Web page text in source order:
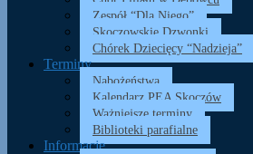
Zespół “Dla Niego”
Skoczowskie Dzwonki
Chórek Dziecięcy “Nadzieja”
Terminy
Nabożeństwa
Kalendarz PEA Skoczów
Ważniejsze terminy
Biblioteki parafialne
Informacje